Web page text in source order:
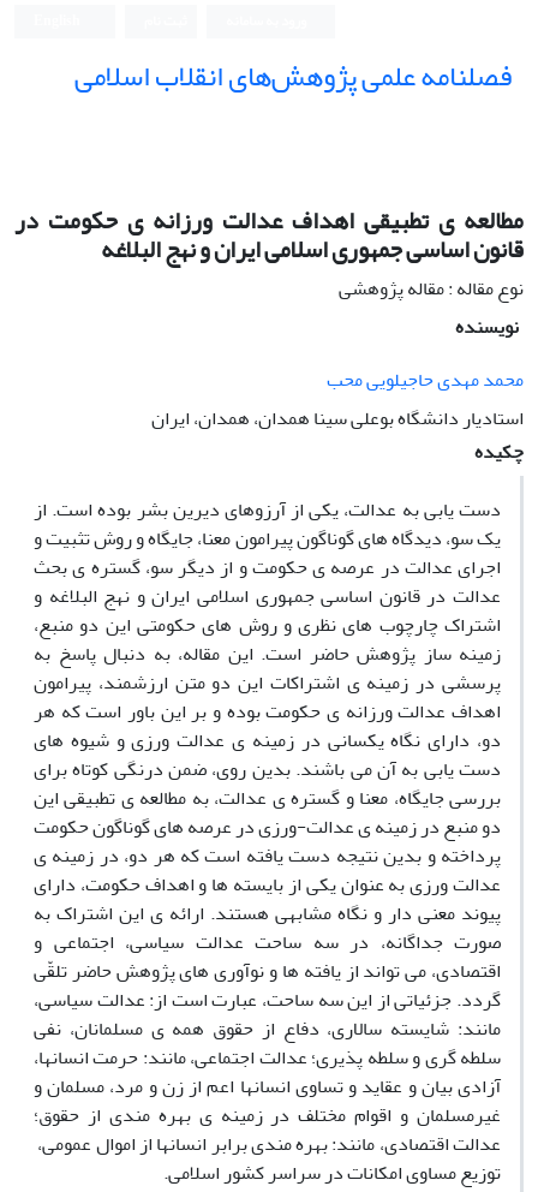
فصلنامه علمی پژوهش‌های انقلاب اسلامی
مطالعه ی تطبیقی اهداف عدالت ورزانه ی حکومت در
قانون اساسی جمهوری اسلامی ایران و نهج البلاغه
نوع مقاله : مقاله پژوهشی
نویسنده
محمد مهدی حاجیلویی محب
استادیار دانشگاه بوعلی سینا همدان، همدان، ایران
چکیده
دست یابی به عدالت، یکی از آرزوهای دیرین بشر بوده است. از
یک سو، دیدگاه های گوناگون پیرامون معنا، جایگاه و روش تثبیت و
اجرای عدالت در عرصه ی حکومت و از دیگر سو، گستره ی بحث
عدالت در قانون اساسی جمهوری اسلامی ایران و نهج البلاغه و
اشتراک چارچوب های نظری و روش های حکومتی این دو منبع،
زمینه ساز پژوهش حاضر است. این مقاله، به دنبال پاسخ به
پرسشی در زمینه ی اشتراکات این دو متن ارزشمند، پیرامون
اهداف عدالت ورزانه ی حکومت بوده و بر این باور است که هر
دو، دارای نگاه یکسانی در زمینه ی عدالت ورزی و شیوه های
دست یابی به آن می باشند. بدین روی، ضمن درنگی کوتاه برای
بررسی جایگاه، معنا و گستره ی عدالت، به مطالعه ی تطبیقی این
دو منبع در زمینه ی عدالت-ورزی در عرصه های گوناگون حکومت
پرداخته و بدین نتیجه دست یافته است که هر دو، در زمینه ی
عدالت ورزی به عنوان یکی از بایسته ها و اهداف حکومت، دارای
پیوند معنی دار و نگاه مشابهی هستند. ارائه ی این اشتراک به
صورت جداگانه، در سه ساحت عدالت سیاسی، اجتماعی و
اقتصادی، می تواند از یافته ها و نوآوری های پژوهش حاضر تلقّی
گردد. جزئیاتی از این سه ساحت، عبارت است از: عدالت سیاسی،
مانند: شایسته سالاری، دفاع از حقوق همه ی مسلمانان، نفی
سلطه گری و سلطه پذیری؛ عدالت اجتماعی، مانند: حرمت انسانها،
آزادی بیان و عقاید و تساوی انسانها اعم از زن و مرد، مسلمان و
غیرمسلمان و اقوام مختلف در زمینه ی بهره مندی از حقوق؛
عدالت اقتصادی، مانند: بهره مندی برابر انسانها از اموال عمومی،
توزیع مساوی امکانات در سراسر کشور اسلامی.